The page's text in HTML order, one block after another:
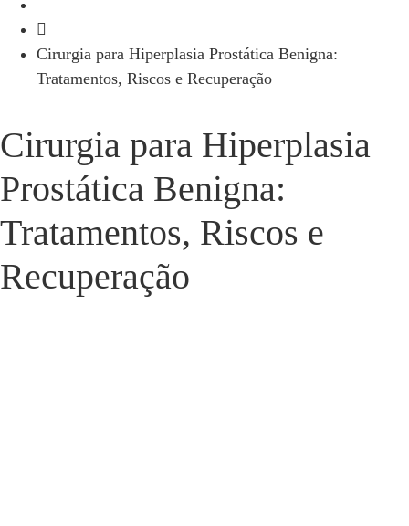
Cirurgia para Hiperplasia Prostática Benigna:
Tratamentos, Riscos e Recuperação
Cirurgia para Hiperplasia
Prostática Benigna:
Tratamentos, Riscos e
Recuperação